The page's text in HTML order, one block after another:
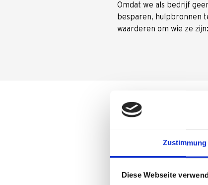
Zustimmung
Diese Webseite
Omdat we als bedrijf
besparen, hulpbronnen
waarderen om wie ze
Klant- en
Fietsen is gezond,